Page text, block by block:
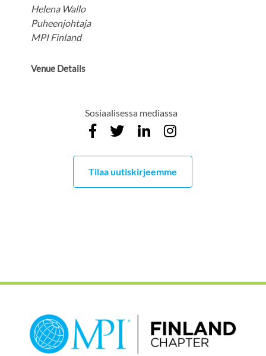
Helena Wallo
Puheenjohtaja
MPI Finland
Venue Details
Sosiaalisessa mediassa
Tilaa uutiskirjeemme